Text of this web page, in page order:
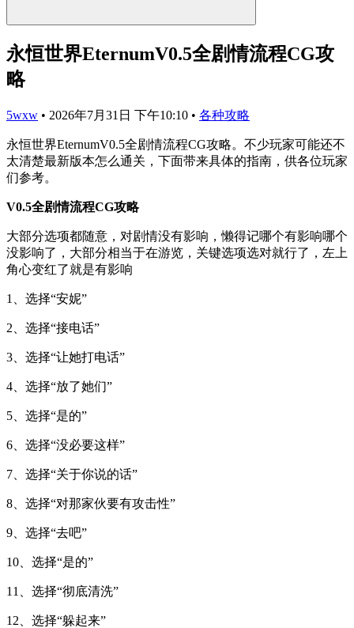
永恒世界EternumV0.5全剧情流程CG攻
略
5wxw • 2026年7月31日 下午10:10 • 各种攻略
永恒世界EternumV0.5全剧情流程CG攻略。不少玩家可能还不
太清楚最新版本怎么通关，下面带来具体的指南，供各位玩家
们参考。
V0.5全剧情流程CG攻略
大部分选项都随意，对剧情没有影响，懒得记哪个有影响哪个
没影响了，大部分相当于在游览，关键选项选对就行了，左上
角心变红了就是有影响
1、选择“安妮”
2、选择“接电话”
3、选择“让她打电话”
4、选择“放了她们”
5、选择“是的”
6、选择“没必要这样”
7、选择“关于你说的话”
8、选择“对那家伙要有攻击性”
9、选择“去吧”
10、选择“是的”
11、选择“彻底清洗”
12、选择“躲起来”